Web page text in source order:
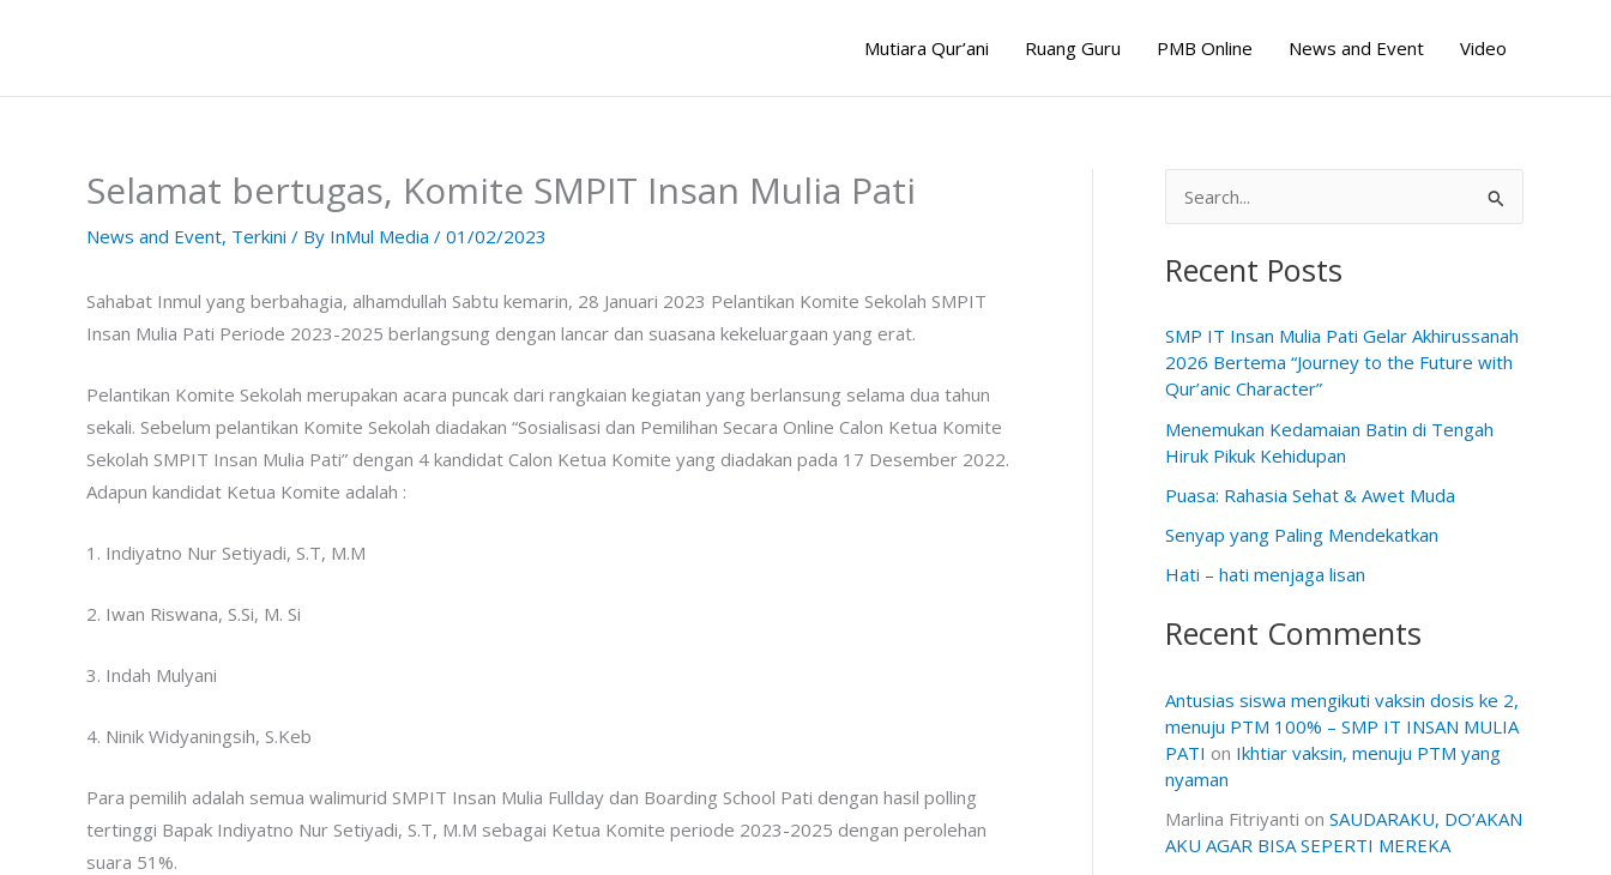
Mutiara Qur’ani Ruang Guru PMB Online News and Event Video
Selamat bertugas, Komite SMPIT Insan Mulia Pati
News and Event, Terkini / By InMul Media / 01/02/2023
Sahabat Inmul yang berbahagia, alhamdullah Sabtu kemarin, 28 Januari 2023 Pelantikan Komite Sekolah SMPIT
Insan Mulia Pati Periode 2023-2025 berlangsung dengan lancar dan suasana kekeluargaan yang erat.
Pelantikan Komite Sekolah merupakan acara puncak dari rangkaian kegiatan yang berlansung selama dua tahun
sekali. Sebelum pelantikan Komite Sekolah diadakan “Sosialisasi dan Pemilihan Secara Online Calon Ketua Komite
Sekolah SMPIT Insan Mulia Pati” dengan 4 kandidat Calon Ketua Komite yang diadakan pada 17 Desember 2022.
Adapun kandidat Ketua Komite adalah :
1. Indiyatno Nur Setiyadi, S.T, M.M
2. Iwan Riswana, S.Si, M. Si
3. Indah Mulyani
4. Ninik Widyaningsih, S.Keb
Para pemilih adalah semua walimurid SMPIT Insan Mulia Fullday dan Boarding School Pati dengan hasil polling
tertinggi Bapak Indiyatno Nur Setiyadi, S.T, M.M sebagai Ketua Komite periode 2023-2025 dengan perolehan
suara 51%.
a
c
h
o
r
:
Recent Posts
SMP IT Insan Mulia Pati Gelar Akhirussanah
2026 Bertema “Journey to the Future with
Qur’anic Character”
Menemukan Kedamaian Batin di Tengah
Hiruk Pikuk Kehidupan
Puasa: Rahasia Sehat & Awet Muda
Senyap yang Paling Mendekatkan
Hati – hati menjaga lisan
Recent Comments
Antusias siswa mengikuti vaksin dosis ke 2,
menuju PTM 100% – SMP IT INSAN MULIA
PATI on Ikhtiar vaksin, menuju PTM yang
nyaman
Marlina Fitriyanti on SAUDARAKU, DO’AKAN
AKU AGAR BISA SEPERTI MEREKA